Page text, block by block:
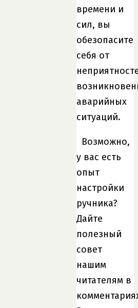
времени и
сил, вы
обезопасите
себя от
аварийных
ситуаций.
Возможно,
у вас есть
опыт
настройки
ручника?
Дайте
полезный
совет
нашим
читателям в